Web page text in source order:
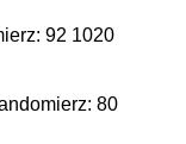
92 1020
80